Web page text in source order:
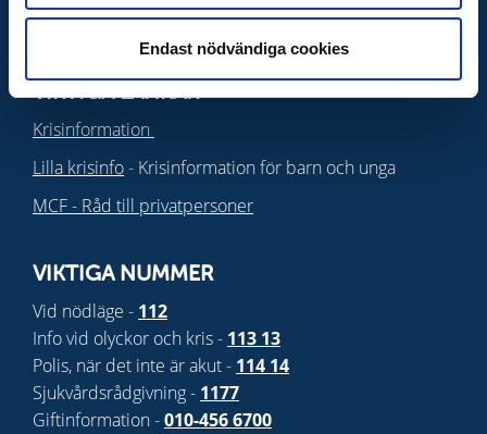
Endast nödvändiga cookies
Cookies
VIKTIGA LÄNKAR
Krisinformation
Lilla krisinfo- Krisinformation för barn och unga
MCF - Råd till privatpersoner
VIKTIGA NUMMER
Vid nödläge - 112
Info vid olyckor och kris - 113 13
Polis, när det inte är akut - 114 14
Sjukvårdsrådgivning - 1177
Giftinformation -010-456 6700